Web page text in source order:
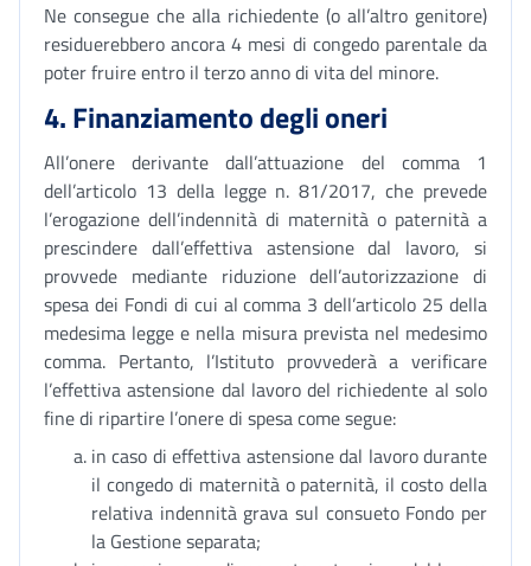
Ne consegue che alla richiedente (o all’altro genitore)
residuerebbero ancora 4 mesi di congedo parentale da
poter fruire entro il terzo anno di vita del minore.
4. Finanziamento degli oneri
All’onere derivante dall’attuazione del comma 1
dell’articolo 13 della legge n. 81/2017, che prevede
l’erogazione dell’indennità di maternità o paternità a
prescindere dall’effettiva astensione dal lavoro, si
provvede mediante riduzione dell’autorizzazione di
spesa dei Fondi di cui al comma 3 dell’articolo 25 della
medesima legge e nella misura prevista nel medesimo
comma. Pertanto, l’Istituto provvederà a verificare
l’effettiva astensione dal lavoro del richiedente al solo
fine di ripartire l’onere di spesa come segue:
in caso di effettiva astensione dal lavoro durante
il congedo di maternità o paternità, il costo della
relativa indennità grava sul consueto Fondo per
la Gestione separata;